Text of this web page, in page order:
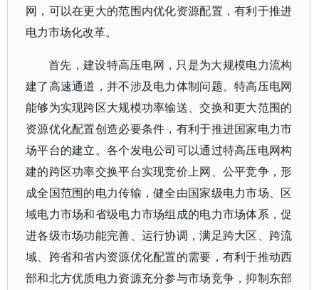
网，可以在更大的范围内优化资源配置，有利于推进
电力市场化改革。
首先，建设特高压电网，只是为大规模电力流构
建了高速通道，并不涉及电力体制问题。特高压电网
能够为实现跨区大规模功率输送、交换和更大范围的
资源优化配置创造必要条件，有利于推进国家电力市
场平台的建立。各个发电公司可以通过特高压电网构
建的跨区功率交换平台实现竞价上网、公平竞争，形
成全国范围的电力传输，健全由国家级电力市场、区
域电力市场和省级电力市场组成的电力市场体系，促
进各级市场功能完善、运行协调，满足跨大区、跨流
域、跨省和省内资源优化配置的需要，有利于推动西
部和北方优质电力资源充分参与市场竞争，抑制东部